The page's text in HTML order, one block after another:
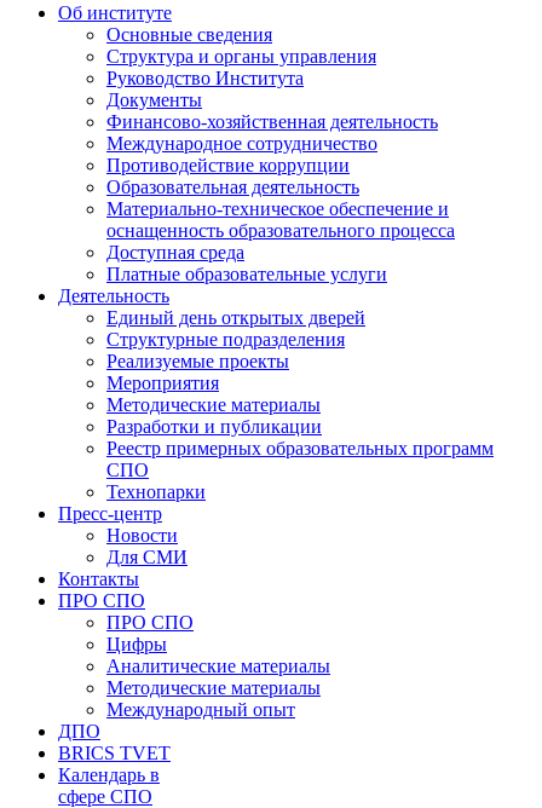
Об институте
Основные сведения
Структура и органы управления
Руководство Института
Документы
Финансово-хозяйственная деятельность
Международное сотрудничество
Противодействие коррупции
Образовательная деятельность
Материально-техническое обеспечение и
оснащенность образовательного процесса
Доступная среда
Платные образовательные услуги
Деятельность
Единый день открытых дверей
Структурные подразделения
Реализуемые проекты
Мероприятия
Методические материалы
Разработки и публикации
Реестр примерных образовательных программ
СПО
Технопарки
Пресс-центр
Новости
Для СМИ
Контакты
ПРО СПО
ПРО СПО
Цифры
Аналитические материалы
Методические материалы
Международный опыт
ДПО
BRICS TVET
Календарь в
сфере СПО